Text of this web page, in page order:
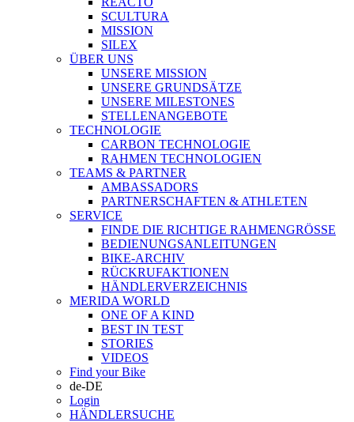
SCULTURA
MISSION
SILEX
ÜBER UNS
UNSERE MISSION
UNSERE GRUNDSÄTZE
UNSERE MILESTONES
STELLENANGEBOTE
TECHNOLOGIE
CARBON TECHNOLOGIE
RAHMEN TECHNOLOGIEN
TEAMS & PARTNER
AMBASSADORS
PARTNERSCHAFTEN & ATHLETEN
SERVICE
FINDE DIE RICHTIGE RAHMENGRÖSSE
BEDIENUNGSANLEITUNGEN
BIKE-ARCHIV
RÜCKRUFAKTIONEN
HÄNDLERVERZEICHNIS
MERIDA WORLD
ONE OF A KIND
BEST IN TEST
STORIES
VIDEOS
Find your Bike
de-DE
Login
HÄNDLERSUCHE